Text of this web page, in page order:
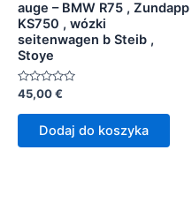
auge – BMW R75 , Zundapp
KS750 , wózki
seitenwagen b Steib ,
Stoye
Oceniono
na
45,00€
Dodaj do koszyka